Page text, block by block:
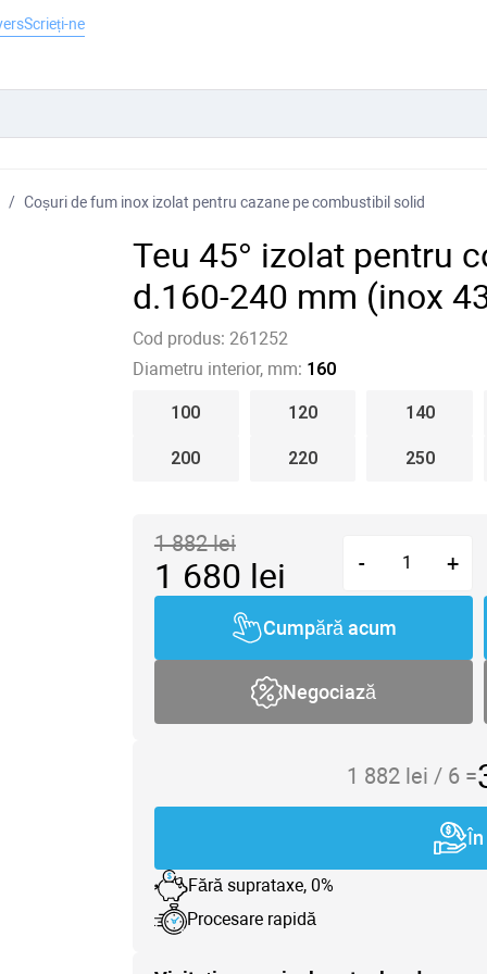
Scrieți-ne
Coșuri de fum inox izolat pentru cazane pe combustibil solid
Teu 45° izolat pentru
d.160-240 mm (inox
Cod produs: 261252
Diametru interior, mm: 160
100 120 140
200 220 250
1 882lei
1 680 lei - +
Cumpără acum
Negociază
1 882 lei / 6 =
Fără suprataxe, 0%
Procesare rapidă